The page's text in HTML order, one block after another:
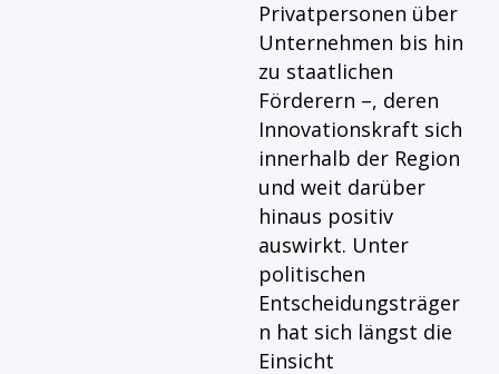
Privatpersonen über
Unternehmen bis hin
zu staatlichen
Förderern –, deren
Innovationskraft sich
innerhalb der Region
und weit darüber
hinaus positiv
auswirkt. Unter
politischen
Entscheidungsträger
n hat sich längst die
Einsicht